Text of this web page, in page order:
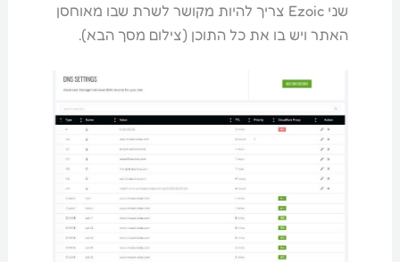
שני Ezoic צריך להיות מקושר לשרת שבו מאוחסן
האתר ויש בו את כל התוכן (צילום מסך הבא).